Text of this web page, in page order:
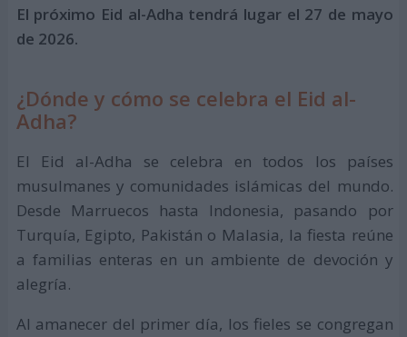
El próximo Eid al-Adha tendrá lugar el 27 de mayo
de 2026.
¿Dónde y cómo se celebra el Eid al-
Adha?
El Eid al-Adha se celebra en todos los países
musulmanes y comunidades islámicas del mundo.
Desde Marruecos hasta Indonesia, pasando por
Turquía, Egipto, Pakistán o Malasia, la fiesta reúne
a familias enteras en un ambiente de devoción y
alegría.
Al amanecer del primer día, los fieles se congregan